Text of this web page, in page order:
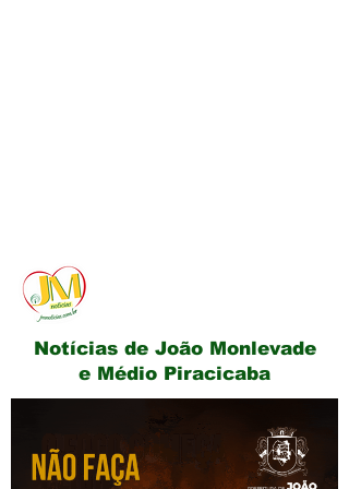
Notícias de João Monlevade
e Médio Piracicaba